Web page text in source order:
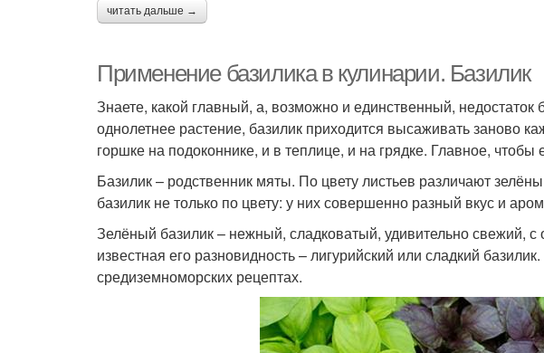
читать дальше →
Применение базилика в кулинарии. Базилик
Знаете, какой главный, а, возможно и единственный, недостаток
однолетнее растение, базилик приходится высаживать заново
горшке на подоконнике, и в теплице, и на грядке. Главное,
Базилик – родственник мяты. По цвету листьев различают
базилик не только по цвету: у них совершенно разный вкус и
Зелёный базилик – нежный, сладковатый, удивительно свежий,
известная его разновидность – лигурийский или сладкий
средиземноморских рецептах.